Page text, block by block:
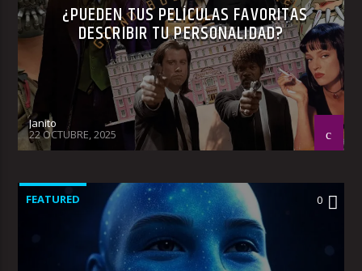
¿PUEDEN TUS PELÍCULAS FAVORITAS
DESCRIBIR TU PERSONALIDAD?
Janito
22 OCTUBRE, 2025
FEATURED 0